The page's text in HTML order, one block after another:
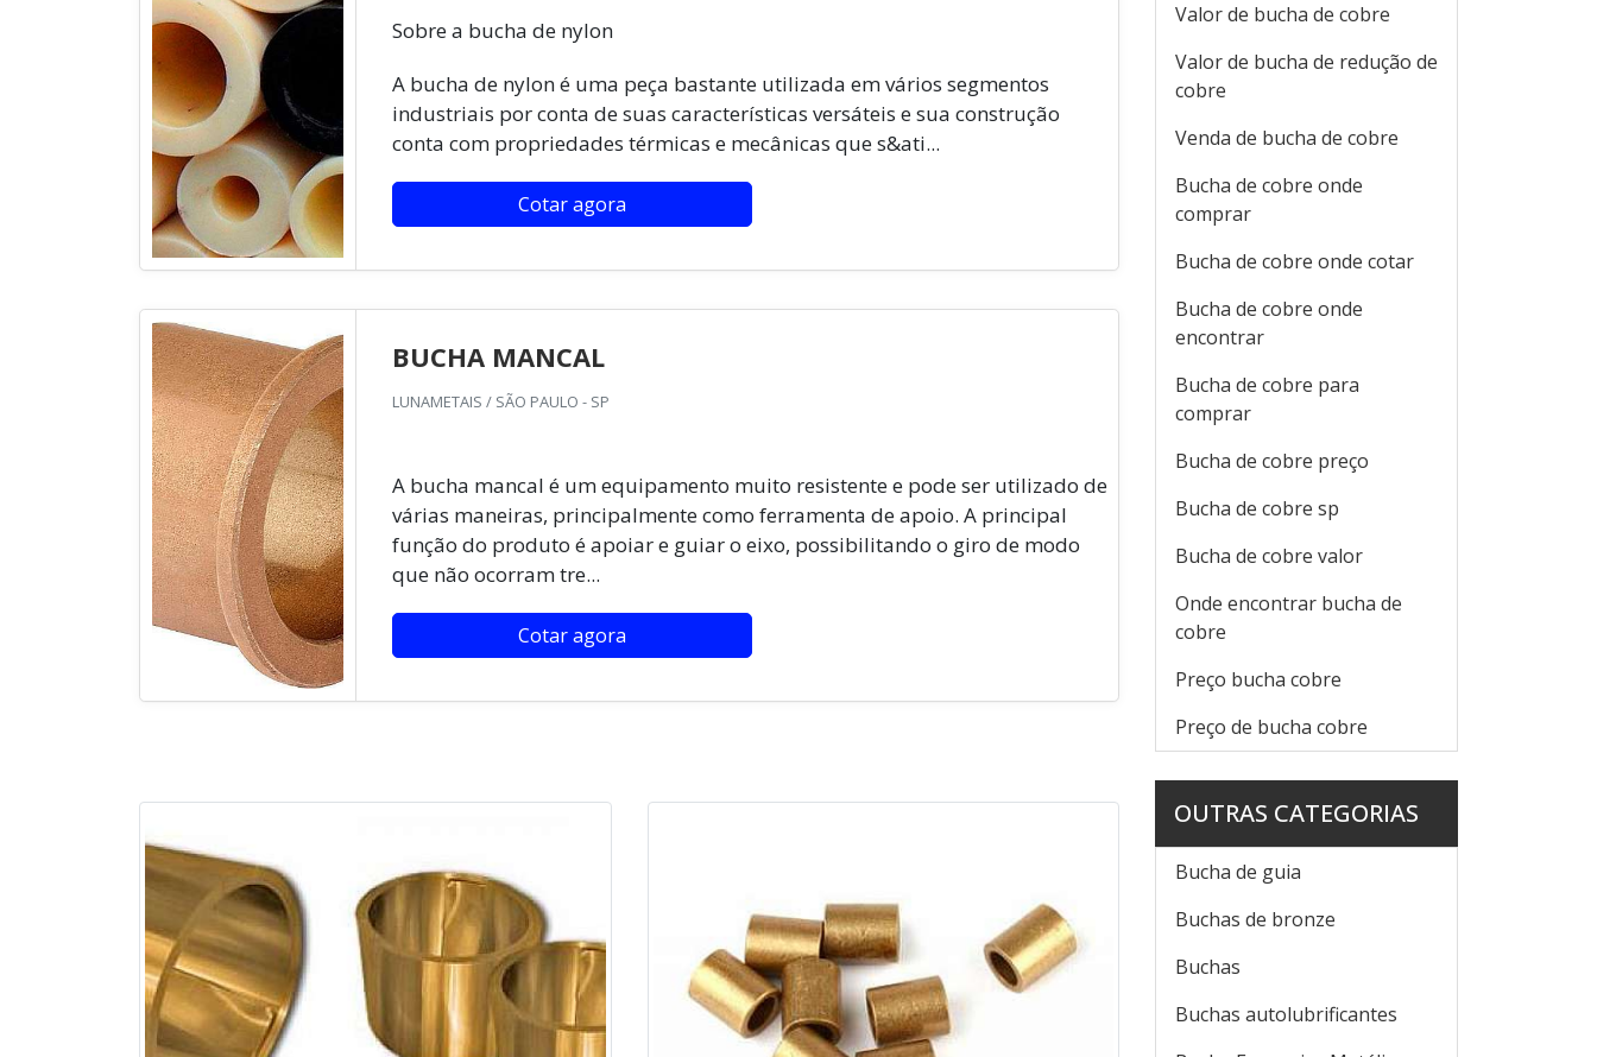
Sobre a bucha de nylon
A bucha de nylon é uma peça bastante utilizada em vários segmentos
industriais por conta de suas características versáteis e sua construção
conta com propriedades térmicas e mecânicas que s&ati...
Cotar agora
BUCHA MANCAL
LUNAMETAIS / SÃO PAULO - SP
A bucha mancal é um equipamento muito resistente e pode ser utilizado de
várias maneiras, principalmente como ferramenta de apoio. A principal
função do produto é apoiar e guiar o eixo, possibilitando o giro de modo
que não ocorram tre...
Cotar agora
Valor de bucha de cobre
Valor de bucha de redução de
cobre
Venda de bucha de cobre
Bucha de cobre onde
comprar
Bucha de cobre onde cotar
Bucha de cobre onde
encontrar
Bucha de cobre para
comprar
Bucha de cobre preço
Bucha de cobre sp
Bucha de cobre valor
Onde encontrar bucha de
cobre
Preço bucha cobre
Preço de bucha cobre
OUTRAS CATEGORIAS
Bucha de guia
Buchas de bronze
Buchas
Buchas autolubrificantes